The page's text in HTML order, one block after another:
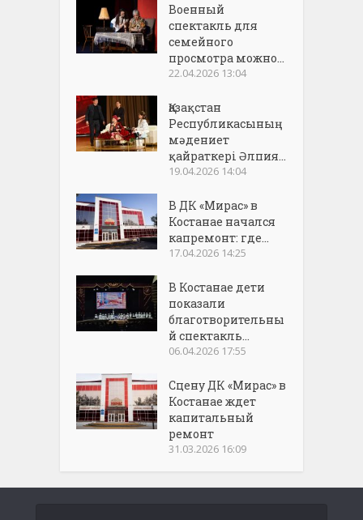
Военный
спектакль для
семейного
просмотра можно...
22.04.2026 13:04
Қазақстан
Республикасының
мәдениет
қайраткері Әлпия...
19.04.2026 14:04
В ДК «Мирас» в
Костанае начался
капремонт: где...
17.04.2026 14:25
В Костанае дети
показали
благотворительны
й спектакль...
06.04.2026 17:55
Сцену ДК «Мирас» в
Костанае ждет
капитальный
ремонт
31.03.2026 16:09